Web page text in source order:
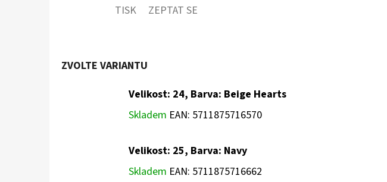
TISK ZEPTAT SE
ZVOLTE VARIANTU
Velikost: 24, Barva: Beige Hearts
Skladem EAN: 5711875716570
Velikost: 25, Barva: Navy
Skladem EAN: 5711875716662